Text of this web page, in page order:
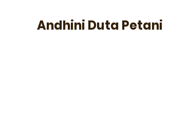
Andhini Duta Petani